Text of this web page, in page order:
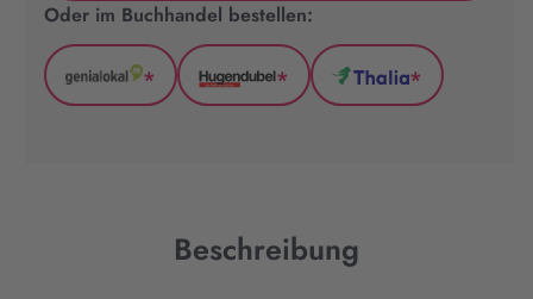
Oder im Buchhandel bestellen:
GenialLokal
*
Hugendubel
*
Thalia
*
Beschreibung